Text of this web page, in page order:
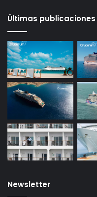
Últimas publicaciones
Newsletter